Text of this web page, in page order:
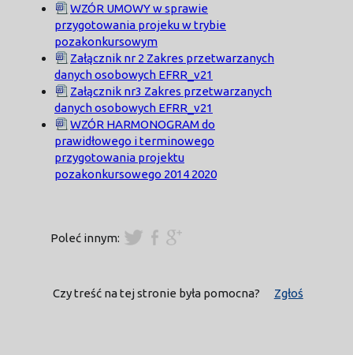
WZÓR UMOWY w sprawie
przygotowania projeku w trybie
pozakonkursowym
Załącznik nr 2 Zakres przetwarzanych
danych osobowych EFRR_v21
Załącznik nr3 Zakres przetwarzanych
danych osobowych EFRR_v21
WZÓR HARMONOGRAM do
prawidłowego i terminowego
przygotowania projektu
pozakonkursowego 2014 2020
Poleć innym:
Czy treść na tej stronie była pomocna? Zgłoś